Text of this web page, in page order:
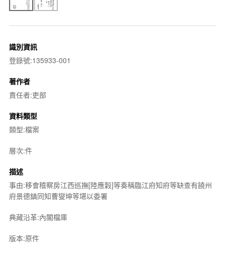
識別資訊
登錄號:135933-001
著作者
責任者:吏部
資料類型
類型:檔案
層次:件
描述
事由:移會稽察房江西巡撫[陸應穀]等奏稱臨江府知府等缺查有饒州
府景德鎮同知曹燮坤等堪以委署
典藏沿革:內閣檔庫
版本:原件